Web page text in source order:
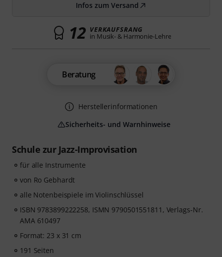
Schule zur Jazz-Improvisation
für alle Instrumente
von Ro Gebhardt
alle Notenbeispiele im Violinschlüssel
ISBN 9783899222258, ISMN 9790501551811, Verlags-Nr.
AMA 610497
Format: 23 x 31 cm
191 Seiten
Infos zum Versand
12 VERKAUFSRANG
in Musik- & Harmonie-Lehre
Beratung
Herstellerinformationen
Sicherheits- und Warnhinweise